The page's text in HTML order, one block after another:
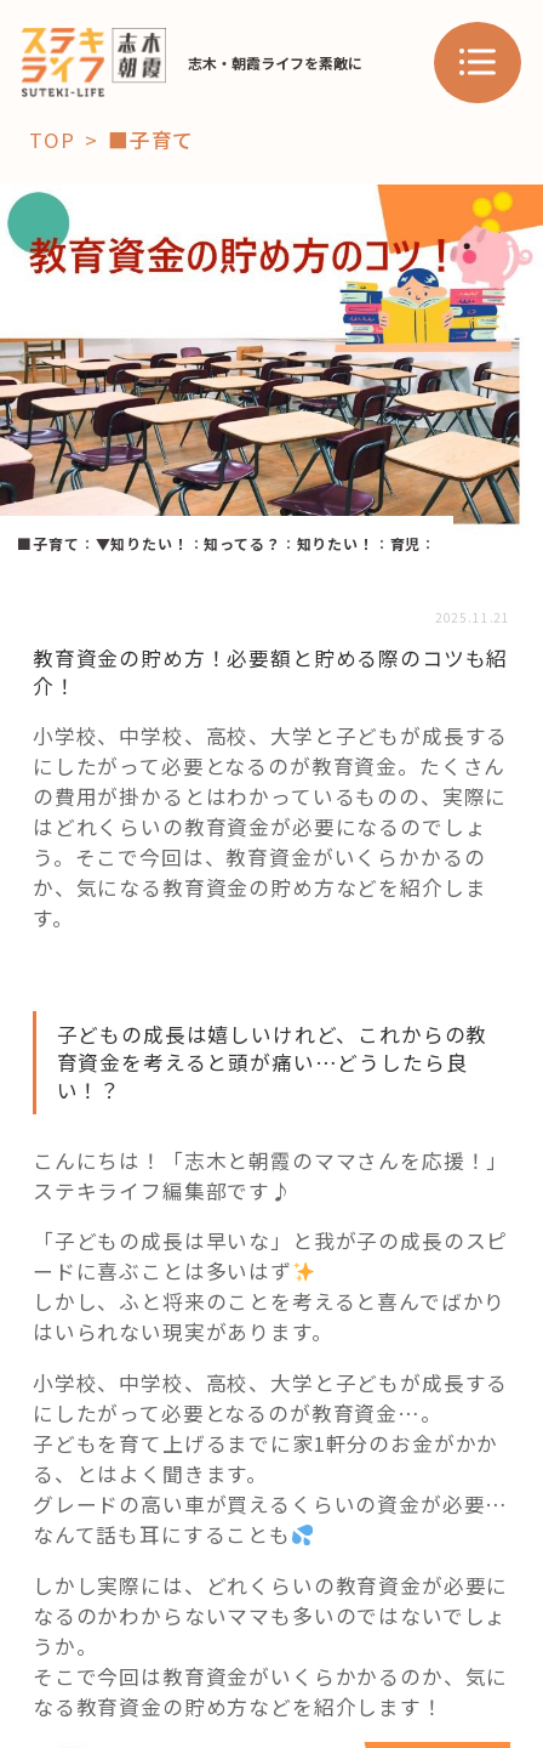
志木・朝霞ライフを素敵に
子育て
暮らし
スポット 学び・教育
「場」
HAREL HAREL
活用事例
「モノ」
fleXe リノベ事例
「ひと」
協賛・協力店
これからの暮らし 住み替え相談
記事検索
TOP ■子育て
■子育て ： ▼知りたい！ ：知ってる？ ： 知りたい！ ： 育児 ：
2025.11.21
教育資金の貯め方！必要額と貯める際のコツも紹
介！
小学校、中学校、高校、大学と子どもが成長する
にしたがって必要となるのが教育資金。たくさん
の費用が掛かるとはわかっているものの、実際に
はどれくらいの教育資金が必要になるのでしょ
う。そこで今回は、教育資金がいくらかかるの
か、気になる教育資金の貯め方などを紹介しま
す。
子どもの成長は嬉しいけれど、これからの教
育資金を考えると頭が痛い…どうしたら良
い！？
こんにちは！「志木と朝霞のママさんを応援！」
ステキライフ編集部です♪
「子どもの成長は早いな」と我が子の成長のスピ
ードに喜ぶことは多いはず
しかし、ふと将来のことを考えると喜んでばかり
はいられない現実があります。
小学校、中学校、高校、大学と子どもが成長する
にしたがって必要となるのが教育資金…。
子どもを育て上げるまでに家1軒分のお金がかか
る、とはよく聞きます。
グレードの高い車が買えるくらいの資金が必要…
なんて話も耳にすることも
しかし実際には、どれくらいの教育資金が必要に
なるのかわからないママも多いのではないでしょ
うか。
そこで今回は教育資金がいくらかかるのか、気に
なる教育資金の貯め方などを紹介します！